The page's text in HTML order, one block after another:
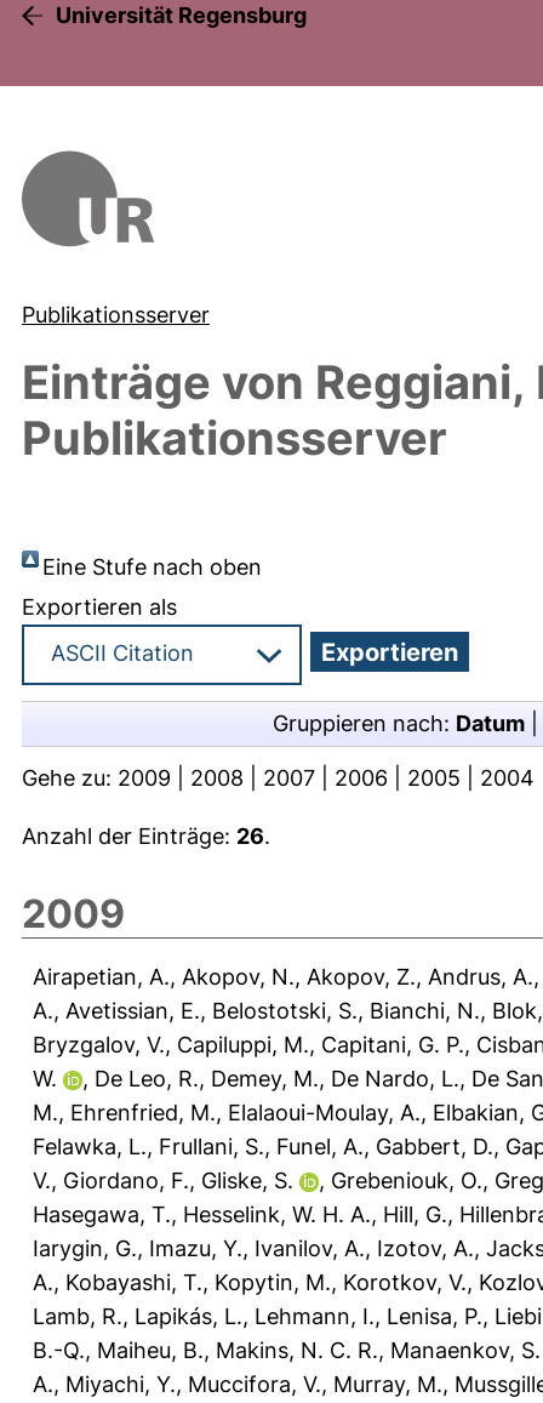
Universität Regensburg
Publikationsserver
Einträge von Reggiani,
Publikationsserver
Eine Stufe nach oben
Exportieren als
Gruppieren nach: Datum
Gehe zu: 2009 2008 2007 2006 2005 2004
Anzahl der Einträge: 26.
2009
Airapetian, A., Akopov, N., Akopov, Z., Andrus, A.
A., Avetissian, E., Belostotski, S., Bianchi, N.,
Bryzgalov, V., Capiluppi, M., Capitani, G. P.,
W.
, De Leo, R., Demey, M., De Nardo, L., De
M., Ehrenfried, M., Elalaoui-Moulay, A., Elbakian,
Felawka, L., Frullani, S., Funel, A., Gabbert, D.,
V., Giordano, F., Gliske, S. , Grebeniouk, O.,
Hasegawa, T., Hesselink, W. H. A., Hill, G.,
Iarygin, G., Imazu, Y., Ivanilov, A., Izotov, A.,
A., Kobayashi, T., Kopytin, M., Korotkov, V.,
Lamb, R., Lapikás, L., Lehmann, I., Lenisa, P.,
B.-Q., Maiheu, B., Makins, N. C. R., Manaenkov,
A., Miyachi, Y., Muccifora, V., Murray, M.,